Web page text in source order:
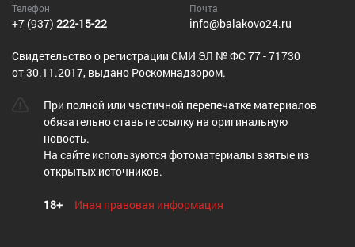
Телефон
+7 (937) 222-15-22
Почта
info@balakovo24.ru
Cвидетельство о регистрации СМИ ЭЛ № ФС 77 - 71730
от 30.11.2017, выдано Роскомнадзором.
При полной или частичной перепечатке материалов
обязательно ставьте ссылку на оригинальную
новость.
На сайте используются фотоматериалы взятые из
открытых источников.
18+ Иная правовая информация